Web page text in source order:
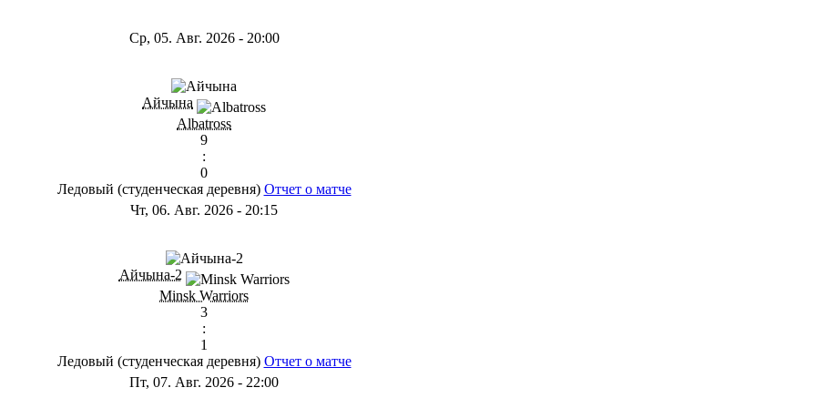
Ср, 05. Авг. 2026- 20:00
Айчына
Albatross
9
:
0
Ледовый (студенческая деревня) Отчет о матче
Чт, 06. Авг. 2026 - 20:15
Айчына-2
Minsk Warriors
3
:
1
Ледовый (студенческая деревня) Отчет о матче
Пт, 07. Авг. 2026 - 22:00